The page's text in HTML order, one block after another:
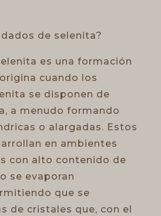
de selenita?
es una formación
cuando los
se disponen de
a menudo formando
o alargadas. Estos
en ambientes
con alto contenido de
se evaporan
que se
de cristales que, con el